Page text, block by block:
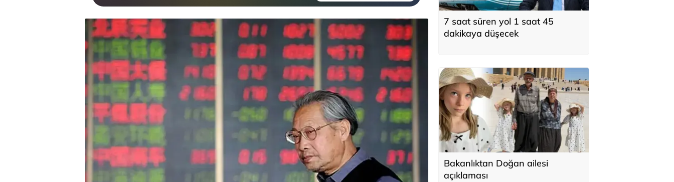
7 saat süren yol 1 saat 45
dakikaya düşecek
Bakanlıktan Doğan ailesi
açıklaması